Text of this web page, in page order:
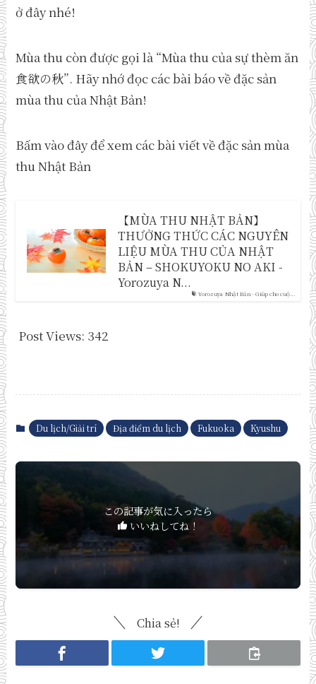
ở đây nhé!
Mùa thu còn được gọi là “Mùa thu của sự thèm ăn
食欲の秋”. Hãy nhớ đọc các bài báo về đặc sản
mùa thu của Nhật Bản!
Bấm vào đây để xem các bài viết về đặc sản mùa
thu Nhật Bản
Yorozuya Nhật Bản - Giúp cho cuộ...
【MÙA THU NHẬT BẢN】
THƯỞNG THỨC CÁC NGUYÊN
LIỆU MÙA THU CỦA NHẬT
BẢN – SHOKUYOKU NO AKI -
Yorozuya N...
Post Views: 342
Du lịch/Giải trí Địa điểm du lịch Fukuoka Kyushu
この記事が気に入ったら
いいねしてね！
Chia sẻ!